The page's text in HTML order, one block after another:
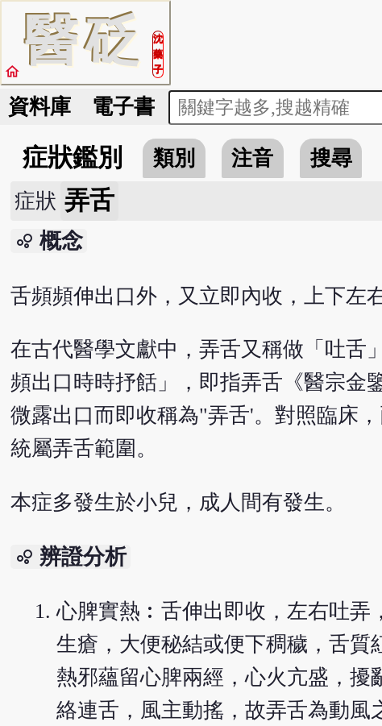
醫砭
沈
藥
子
home
資料庫 電子書
症狀鑑別 類別 注音 搜尋
症狀 弄舌
bubble_chart 概念
舌頻頻伸出口外，又立即內收，上下左
在古代醫學文獻中，弄舌又稱做「吐舌
頻出口時時抒餂」，即指弄舌《醫宗金
微露出口而即收稱為"弄舌'。對照臨床
統屬弄舌範圍。
本症多發生於小兒，成人間有發生。
bubble_chart 辨證分析
心脾實熱︰舌伸出即收，左右吐弄
生瘡，大便秘結或便下稠穢，舌質
熱邪蘊留心脾兩經，心火亢盛，
絡連舌，風主動搖，故弄舌為動